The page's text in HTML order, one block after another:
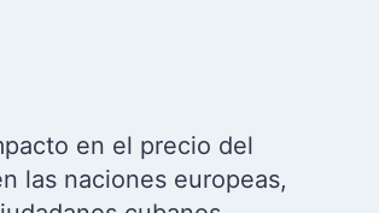
en el precio del
las naciones europeas,